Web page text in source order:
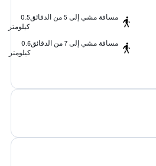
مسافة مشي إلى 5 من الدقائق
0.5
كيلومتر
مسافة مشي إلى 7 من الدقائق
0.6
كيلومتر